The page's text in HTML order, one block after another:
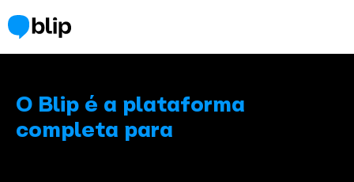
O Blip é a plataforma
completa para​